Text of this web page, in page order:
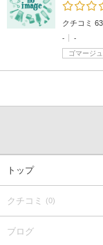
クチコミ
-
-
ゴマージ
トップ
クチコミ (0)
ブログ